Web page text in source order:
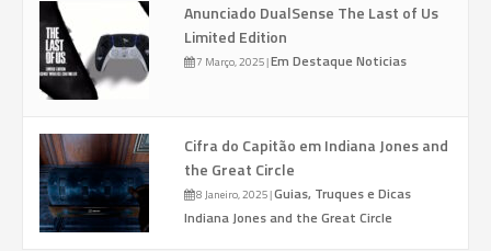
Anunciado DualSense The Last of Us
Limited Edition
7 Março, 2025|Em Destaque Noticias
Cifra do Capitão em Indiana Jones and
the Great Circle
8 Janeiro, 2025|Guias, Truques e Dicas
Indiana Jones and the Great Circle